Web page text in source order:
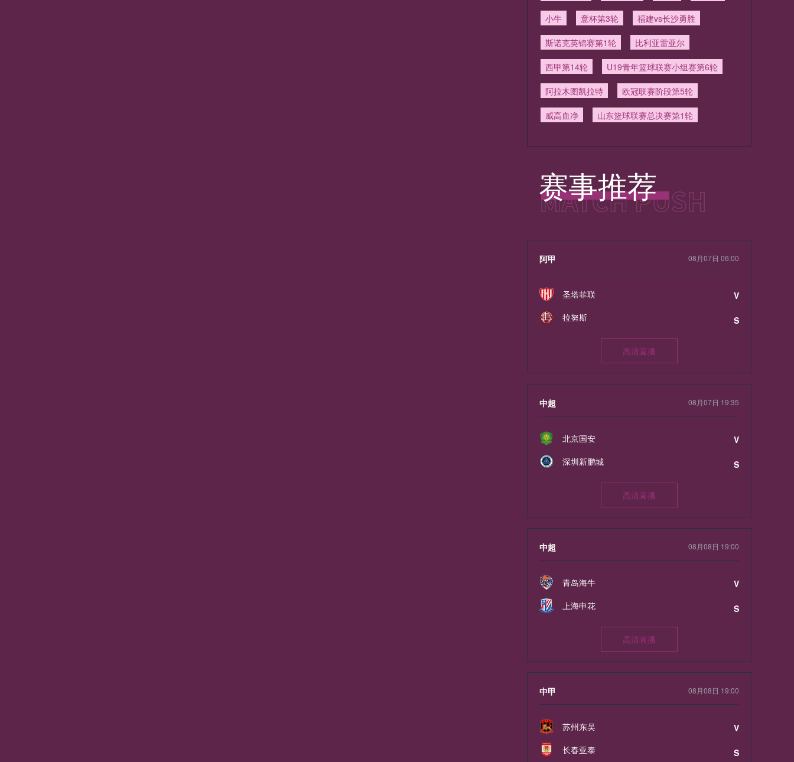
小牛 意杯第3轮 福建vs长沙勇胜
斯诺克英锦赛第1轮 比利亚雷亚尔
西甲第14轮 U19青年篮球联赛小组赛第6轮
阿拉木图凯拉特 欧冠联赛阶段第5轮
威高血净 山东篮球联赛总决赛第1轮
赛事推荐
阿甲 08月07日 06:00
圣塔菲联
拉努斯
V
S
高清直播
中超 08月07日 19:35
北京国安
深圳新鹏城
V
S
高清直播
中超 08月08日 19:00
青岛海牛
上海申花
V
S
高清直播
中甲 08月08日 19:00
苏州东吴
长春亚泰
V
S